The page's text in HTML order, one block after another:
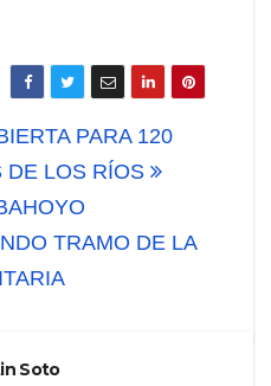
PARA 120
DE LOS RÍOS
TRAMO DE LA
Soto